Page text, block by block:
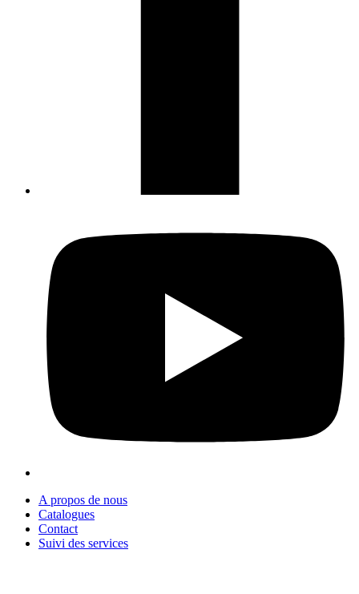
A propos de nous
Catalogues
Contact
Suivi des services